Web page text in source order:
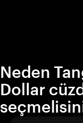
Neden
Dollar